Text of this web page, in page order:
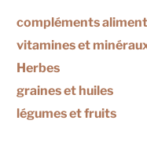
compléments
vitamines et
Herbes
graines et huiles
légumes et fruits